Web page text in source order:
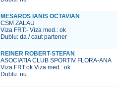
MESAROS IANIS OCTAVIAN
CSM ZALAU
Viza FRT:- Viza med.: ok
Dublu: da / caut partener
REINER ROBERT-STEFAN
ASOCIATIA CLUB SPORTIV FLORA-ANA
Viza FRT:ok Viza med.: ok
Dublu: nu